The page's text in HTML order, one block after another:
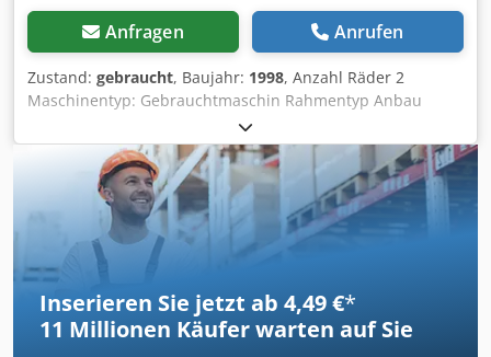
Anfragen Anrufen
Zustand: gebraucht, Baujahr: 1998, Anzahl Räder 2
Maschinentyp: Gebrauchtmaschin Rahmentyp Anbau
Düngeeinrichtung / Düngerschnecke / Cedpfor Ncfqex
Apnjrf
Inserieren Sie jetzt ab 4,49 €*
11 Millionen Käufer warten auf Sie